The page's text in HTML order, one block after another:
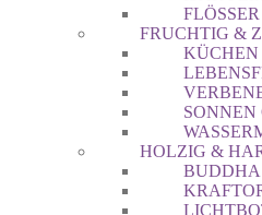
FLÖSSER
FRUCHTIG &
KÜCHEN
SONNEN
HOLZIG &
BUDDHA